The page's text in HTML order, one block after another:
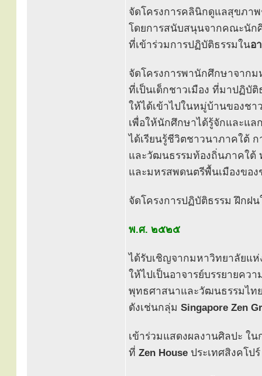
จัดโครงการคลินิกดูแลสุขภา
โดยการสนับสนุนจากคณะนัก
ที่เข้าร่วมการปฏิบัติธรรมในอ
จัดโครงการพานักศึกษาจาก
ที่เป็นเด็กชาวเมือง ที่มาปฏิบั
ให้ได้เข้าไปในหมู่บ้านของช
เพื่อให้นักศึกษาได้รู้จักและแ
ได้เรียนรู้ชีวิตชาวนาภาคใต้
และวัฒนธรรมท้องถิ่นภาคใต้
และมหรสพดนตรีพื้นเมืองขอ
จัดโครงการปฏิบัติธรรม ฝึกฝ
พ.ศ. ๒๕๒๕
ได้รับเชิญจากมหาวิทยาลัยแห่
ให้ไปเป็นอาจารย์บรรยายควา
พุทธศาสนาและวัฒนธรรมไท
ดังเช่นกลุ่ม Singapore Zen
เข้าร่วมแสดงผลงานศิลปะ ใ
ที่ Zen House ประเทศสิงคโปร์